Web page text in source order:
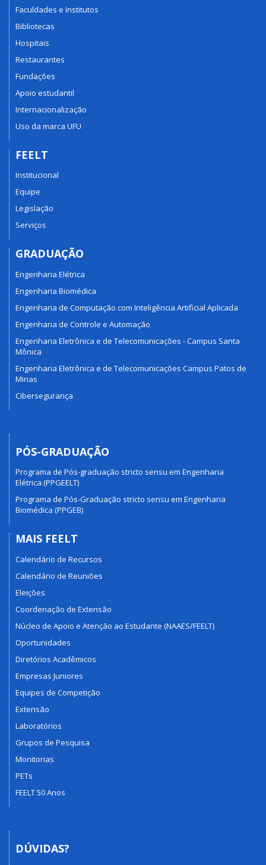
Faculdades e Institutos
Bibliotecas
Hospitais
Restaurantes
Fundações
Apoio estudantil
Internacionalização
Uso da marca UFU
FEELT
Institucional
Equipe
Legislação
Serviços
GRADUAÇÃO
Engenharia Elétrica
Engenharia Biomédica
Engenharia de Computação com Inteligência Artificial Aplicada
Engenharia de Controle e Automação
Engenharia Eletrônica e de Telecomunicações - Campus Santa
Mônica
Engenharia Eletrônica e de Telecomunicações Campus Patos de
Minas
Cibersegurança
PÓS-GRADUAÇÃO
Programa de Pós-graduação stricto sensu em Engenharia
Elétrica (PPGEELT)
Programa de Pós-Graduação stricto sensu em Engenharia
Biomédica (PPGEB)
MAIS FEELT
Calendário de Recursos
Calendário de Reuniões
Eleições
Coordenação de Extensão
Núcleo de Apoio e Atenção ao Estudante (NAAES/FEELT)
Oportunidades
Diretórios Acadêmicos
Empresas Juniores
Equipes de Competição
Extensão
Laboratórios
Grupos de Pesquisa
Monitorias
PETs
FEELT 50 Anos
DÚVIDAS?